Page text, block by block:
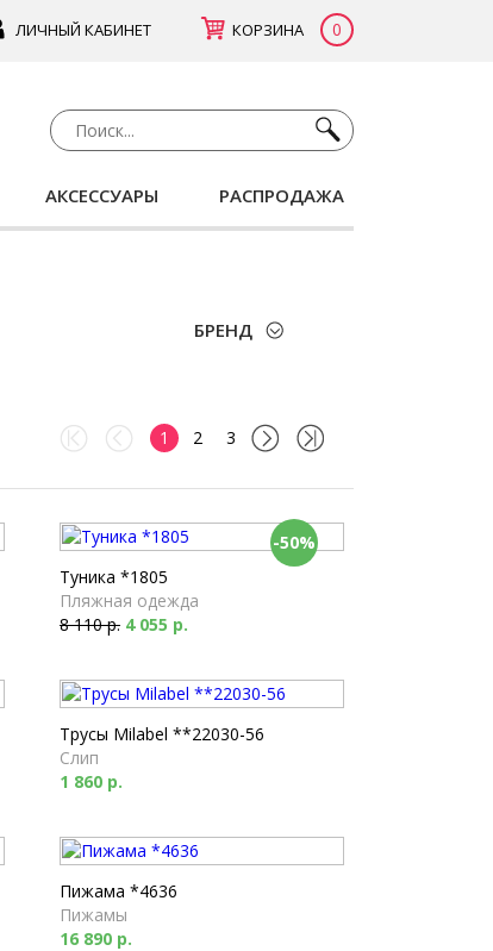
ЛИЧНЫЙ КАБИНЕТ КОРЗИНА 0
АКСЕССУАРЫ РАСПРОДАЖА
БРЕНД
1 2 3
-50%
Туника *1805
Пляжная одежда
8 110 р. 4 055 р.
Трусы Milabel **22030-56
Слип
1 860 р.
Пижама *4636
Пижамы
16 890 р.